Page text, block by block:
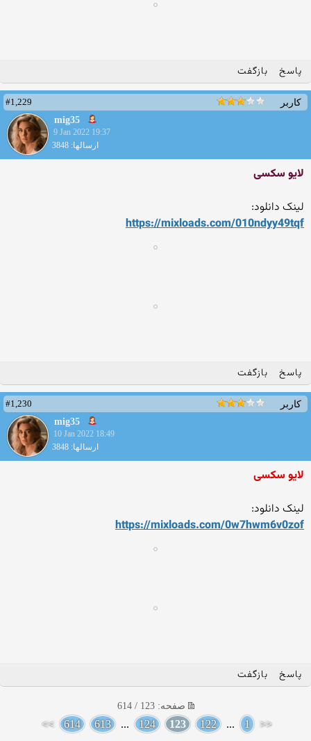
پاسخ بازگفت
کاربر
#1,229
mig35
9 Jan 2022 19:37
ارسالها: 3848
لایو سکسی
لینک دانلود:
https://mixloads.com/010ndyy49tqf
پاسخ بازگفت
کاربر
#1,230
mig35
10 Jan 2022 18:49
ارسالها: 3848
لایو سکسی
لینک دانلود:
https://mixloads.com/0w7hwm6v0zof
پاسخ بازگفت
صفحه: 123 / 614
<<
1
...
122
123
124
...
613
614
>>